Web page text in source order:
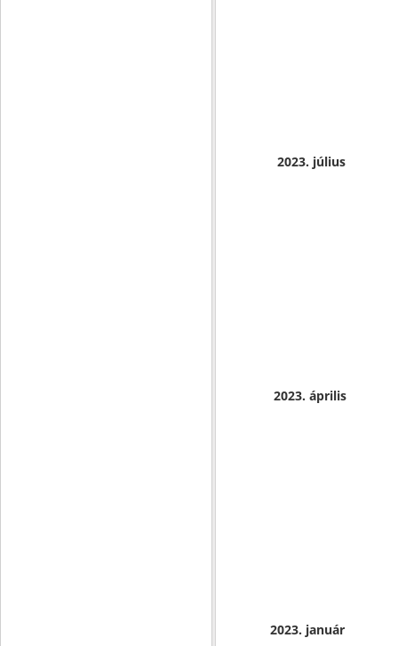
2023. július
2023. április
2023. január